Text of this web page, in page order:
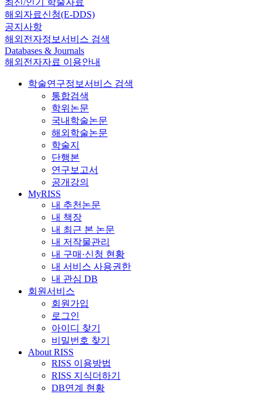
최신/인기 학술자료
해외자료신청(E-DDS)
공지사항
해외전자정보서비스 검색
Databases & Journals
해외전자자료 이용안내
학술연구정보서비스 검색
통합검색
학위논문
국내학술논문
해외학술논문
학술지
단행본
연구보고서
공개강의
MyRISS
내 추천논문
내 책장
내 최근 본 논문
내 저작물관리
내 구매·신청 현황
내 서비스 사용권한
내 관심 DB
회원서비스
회원가입
로그인
아이디 찾기
비밀번호 찾기
About RISS
RISS 이용방법
RISS 지식더하기
DB연계 현황